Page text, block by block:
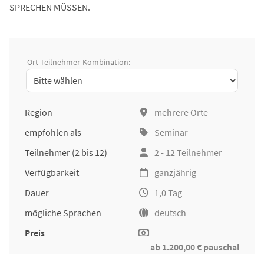
SPRECHEN MÜSSEN.
Ort-Teilnehmer-Kombination:
Region
mehrere Orte
empfohlen als
Seminar
Teilnehmer (2 bis 12)
2 - 12 Teilnehmer
Verfügbarkeit
ganzjährig
Dauer
1,0 Tag
mögliche Sprachen
deutsch
Preis
ab 1.200,00 € pauschal